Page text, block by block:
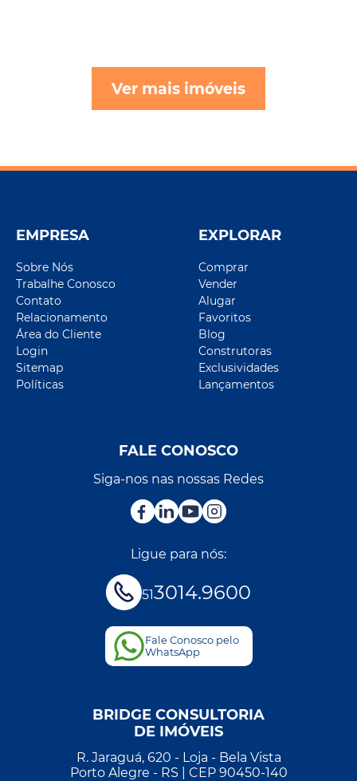
Ver mais imóveis
EMPRESA
Sobre Nós
Trabalhe Conosco
Contato
Relacionamento
Área do Cliente
Login
Sitemap
Políticas
EXPLORAR
Comprar
Vender
Alugar
Favoritos
Blog
Construtoras
Exclusividades
Lançamentos
FALE CONOSCO
Siga-nos nas nossas Redes
Ligue para nós:
513014.9600
Fale Conosco pelo
WhatsApp
BRIDGE CONSULTORIA
DE IMÓVEIS
R. Jaraguá, 620 - Loja - Bela Vista
Porto Alegre - RS | CEP 90450-140